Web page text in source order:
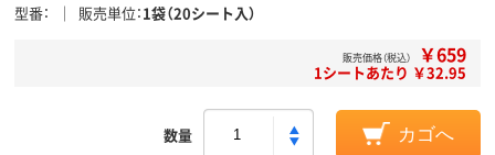
型番 販売単位 1袋（20シート入）
販売価格（税込） ￥659
1シートあたり ￥32.95
数量 カゴへ